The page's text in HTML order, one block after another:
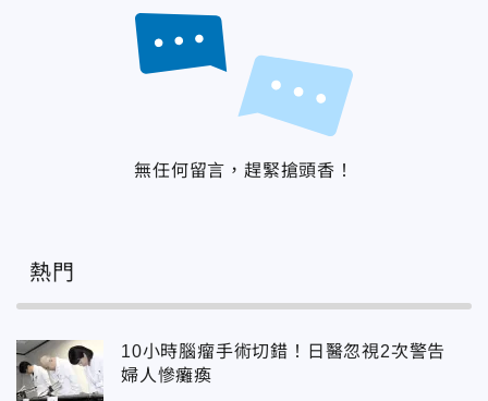
無任何留言，趕緊搶頭香！
熱門
10小時腦瘤手術切錯！日醫忽視2次警告
婦人慘癱瘓